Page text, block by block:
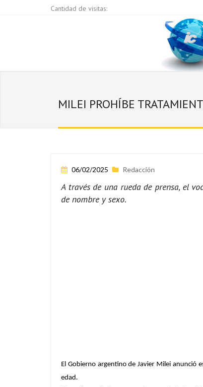
Cantidad de visitas:
MILEI PROHÍBE
06/02/2025 Redacción
A través de una rueda de prensa, el
de nombre y sexo.
El Gobierno argentino de Javier Milei anunció
edad.